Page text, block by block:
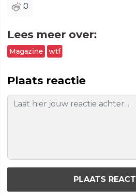
0
Lees meer over:
Magazine wtf
Plaats reactie
PLAATS